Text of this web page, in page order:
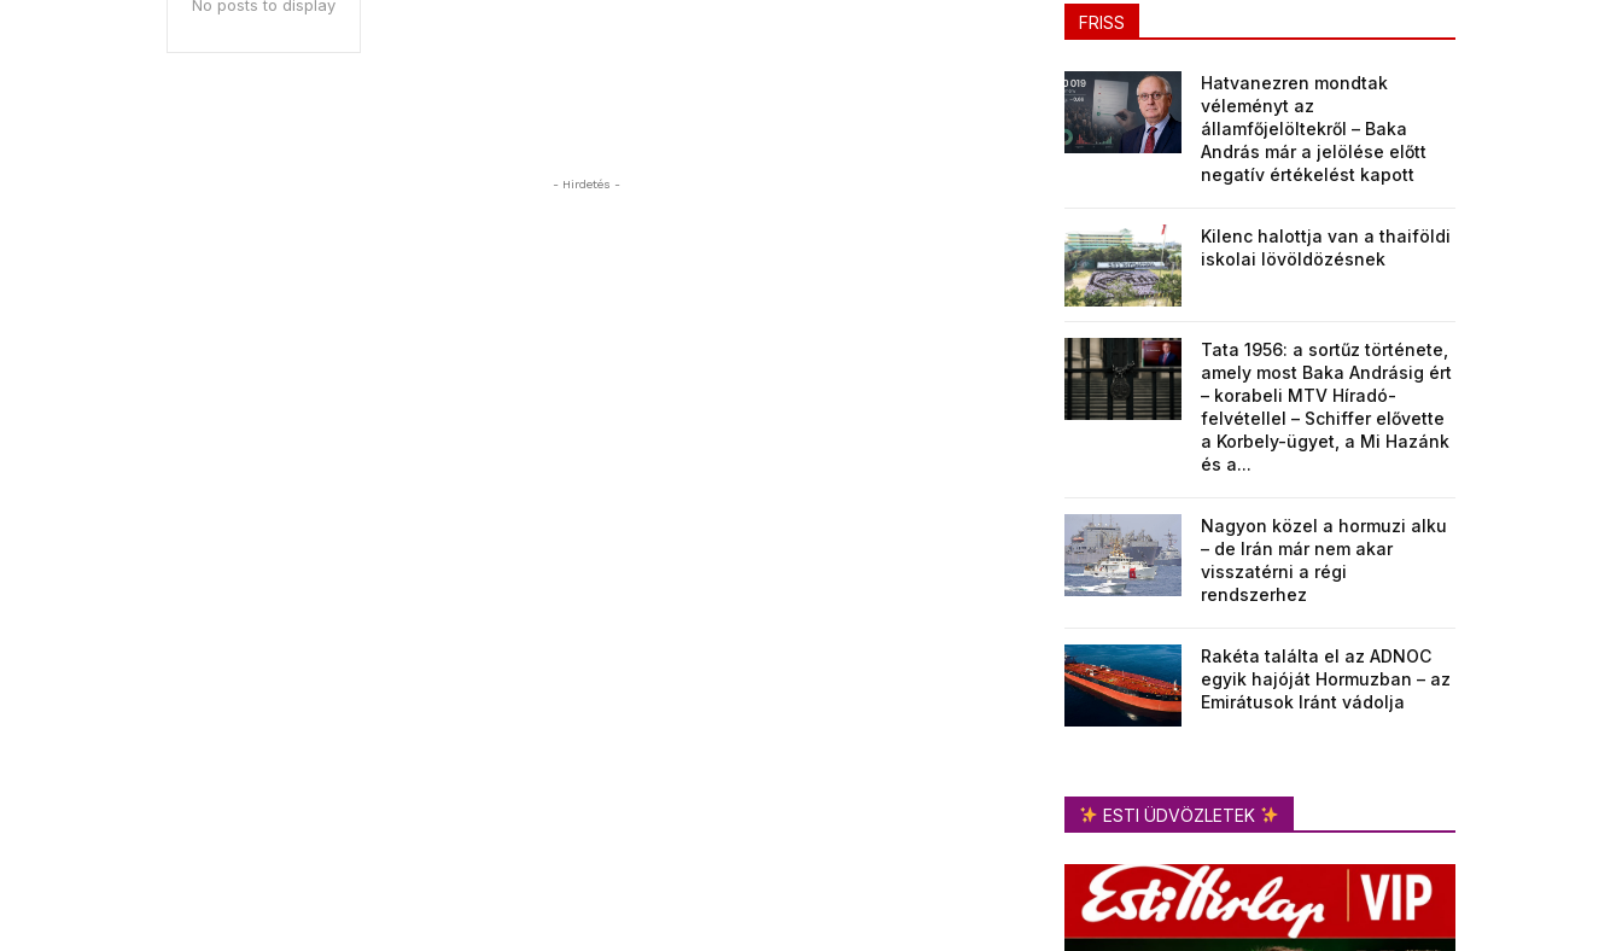
No posts to display
- Hirdetés -
FRISS
Hatvanezren mondtak
véleményt az
államfőjelöltekről – Baka
András már a jelölése előtt
negatív értékelést kapott
Kilenc halottja van a thaiföldi
iskolai lövöldözésnek
Tata 1956: a sortűz története,
amely most Baka Andrásig ért
– korabeli MTV Híradó-
felvétellel – Schiffer elővette
a Korbely-ügyet, a Mi Hazánk
és a...
Nagyon közel a hormuzi alku
– de Irán már nem akar
visszatérni a régi
rendszerhez
Rakéta találta el az ADNOC
egyik hajóját Hormuzban – az
Emirátusok Iránt vádolja
ESTI ÜDVÖZLETEK